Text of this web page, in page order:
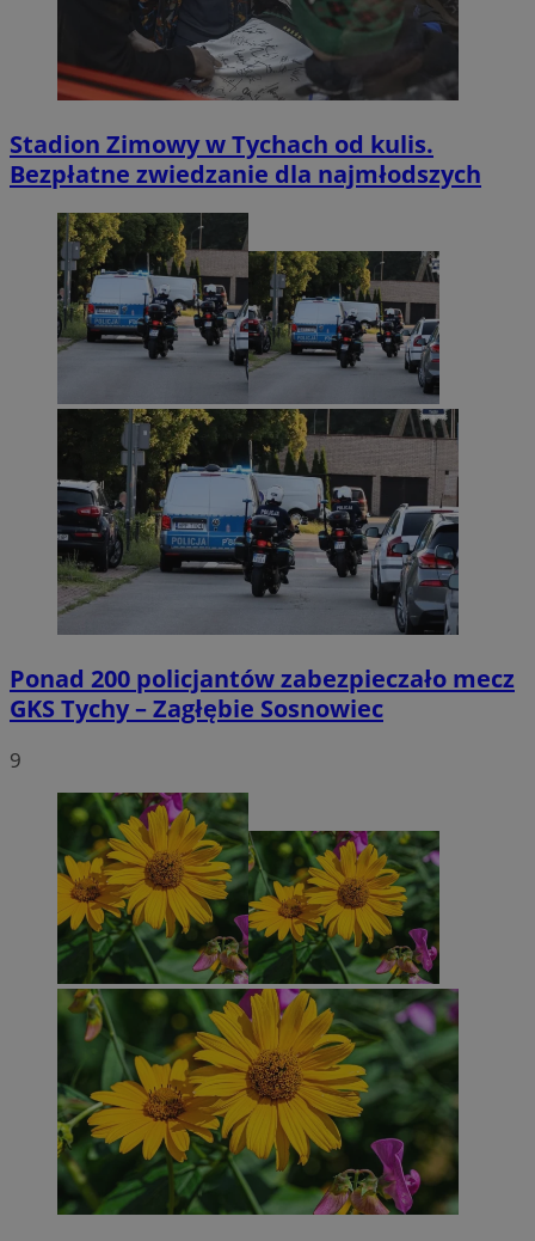
Stadion Zimowy w Tychach od kulis.
Bezpłatne zwiedzanie dla najmłodszych
Ponad 200 policjantów zabezpieczało mecz
GKS Tychy – Zagłębie Sosnowiec
9